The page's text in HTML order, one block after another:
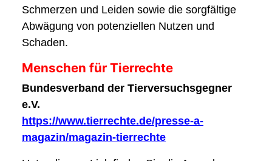
Schmerzen und Leiden sowie die sorgfältige
Abwägung von potenziellen Nutzen und
Schaden.
Menschen für Tierrechte
Bundesverband der Tierversuchsgegner
e.V.
https://www.tierrechte.de/presse-a-
magazin/magazin-tierrechte